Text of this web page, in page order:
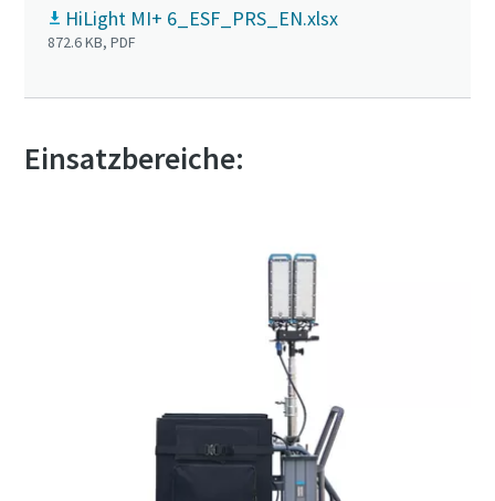
HiLight MI+ 6_ESF_PRS_EN.xlsx
872.6 KB, PDF
Einsatzbereiche: